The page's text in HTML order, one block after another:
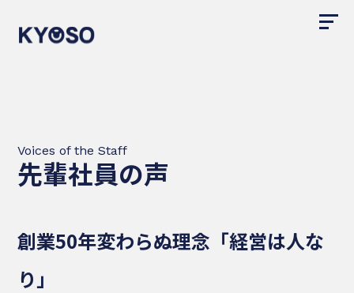
Voices of the Staff
先輩社員の声
創業50年変わらぬ理念「経営は人な
り」